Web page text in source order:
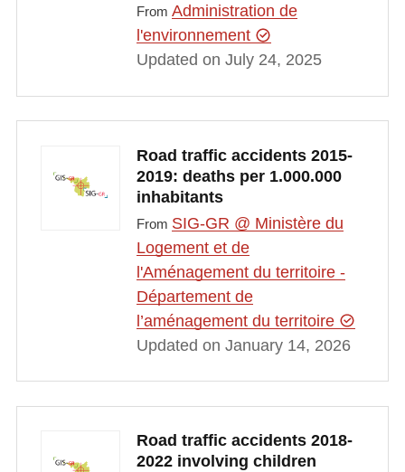
From Administration de
l'environnement
Updated on July 24, 2025
Road traffic accidents 2015-
2019: deaths per 1.000.000
inhabitants
From SIG-GR @ Ministère du
Logement et de
l'Aménagement du territoire -
Département de
l’aménagement du territoire
Updated on January 14, 2026
Road traffic accidents 2018-
2022 involving children